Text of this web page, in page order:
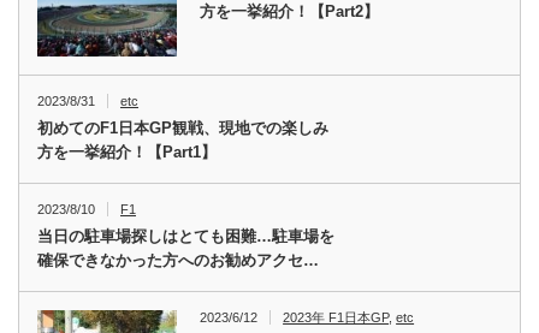
方を一挙紹介！【Part2】
2023/8/31 etc
初めてのF1日本GP観戦、現地での楽しみ
方を一挙紹介！【Part1】
2023/8/10 F1
当日の駐車場探しはとても困難…駐車場を
確保できなかった方へのお勧めアクセ…
2023/6/12 2023年 F1日本GP,etc